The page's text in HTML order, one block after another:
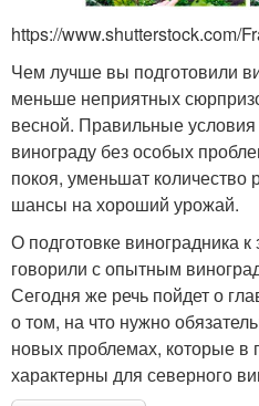
https://www.shutterstock.com/
Чем лучше вы подготовили
меньше неприятных
весной. Правильные
винограду без особых
покоя, уменьшат количество
шансы на хороший урожай.
О подготовке виноградника
говорили с опытным
Сегодня же речь пойдет о
о том, на что нужно
новых проблемах, которые в
характерны для северного